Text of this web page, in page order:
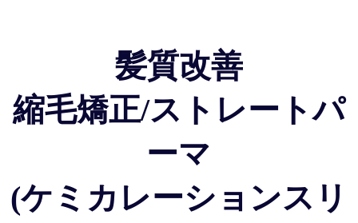
髪質改善
縮毛矯正/ストレートパ
ーマ
(ケミカレーションスリ